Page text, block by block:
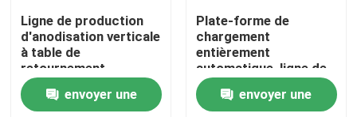
Maison
Produits
VR Show
Ligne de production
d'anodisation verticale
à table de
retournement
entièrement
automatique pour les
envoyer une
Plate-forme de
chargement
entièrement
automatique, ligne de
production
d'anodisation verticale
envoyer une